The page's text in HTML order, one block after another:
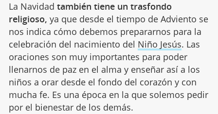
La Navidad también tiene un trasfondo
religioso, ya que desde el tiempo de Adviento se
nos indica cómo debemos prepararnos para la
celebración del nacimiento del Niño Jesús. Las
oraciones son muy importantes para poder
llenarnos de paz en el alma y enseñar así a los
niños a orar desde el fondo del corazón y con
mucha fe. Es una época en la que solemos pedir
por el bienestar de los demás.